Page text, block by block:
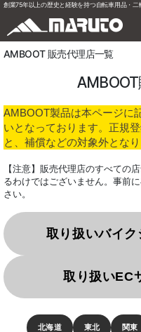
創業75年以上の歴史と経験を持つ自転車用品・
AMBOOT 販売代理店一覧
AMBOOT製品は本ページに
いとなっております。正規
と、補償などの対象外とな
【注意】販売代理店のすべての
るわけではございません。事前
さい。
取り扱いバイ
取り扱いEC
北海道 東北 関東